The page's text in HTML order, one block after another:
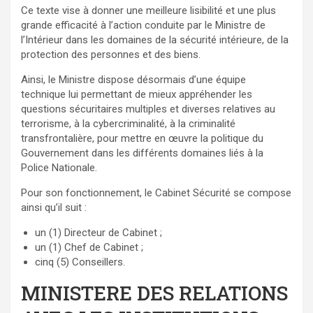
Ce texte vise à donner une meilleure lisibilité et une plus
grande efficacité à l’action conduite par le Ministre de
l’Intérieur dans les domaines de la sécurité intérieure, de la
protection des personnes et des biens.
Ainsi, le Ministre dispose désormais d’une équipe
technique lui permettant de mieux appréhender les
questions sécuritaires multiples et diverses relatives au
terrorisme, à la cybercriminalité, à la criminalité
transfrontalière, pour mettre en œuvre la politique du
Gouvernement dans les différents domaines liés à la
Police Nationale.
Pour son fonctionnement, le Cabinet Sécurité se compose
ainsi qu’il suit :
un (1) Directeur de Cabinet ;
un (1) Chef de Cabinet ;
cinq (5) Conseillers.
MINISTERE DES RELATIONS